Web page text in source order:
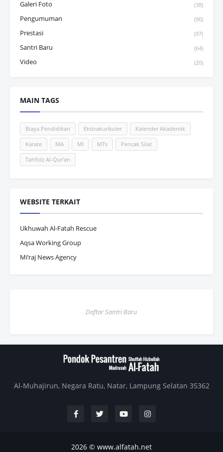
Galeri Foto (38)
Pengumuman (90)
Prestasi (97)
Santri Baru (64)
Video (20)
MAIN TAGS
Biaya Pendidikan Ekstrakurikuler Kalender Akademik
Karate MA MI MTs Pencak Silat
Tahfidz Al-Qur'an
WEBSITE TERKAIT
Ukhuwah Al-Fatah Rescue
Aqsa Working Group
Mi’raj News Agency
Daftar Santri Baru
Al-Muhajirun, Negara Ratu, Natar, Lampung Selatan 35362
2026 © www.alfatah.net